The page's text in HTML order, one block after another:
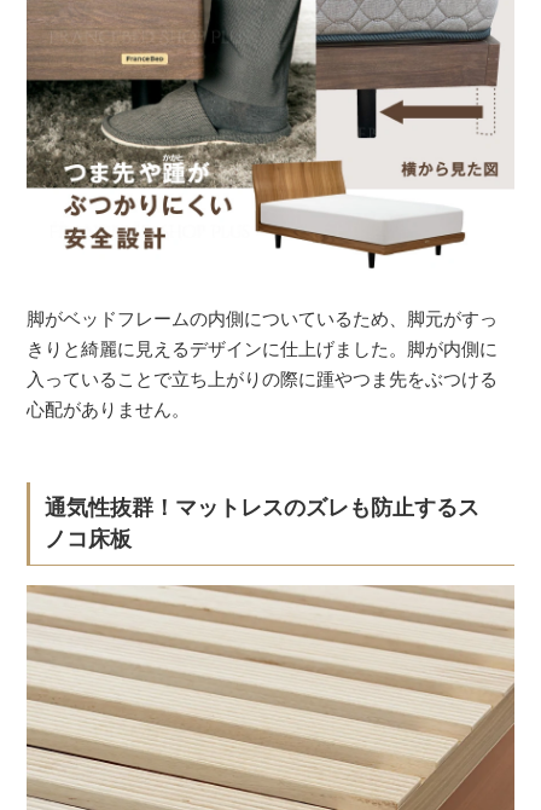
脚がベッドフレームの内側についているため、脚元がすっ
きりと綺麗に見えるデザインに仕上げました。脚が内側に
入っていることで立ち上がりの際に踵やつま先をぶつける
心配がありません。
通気性抜群！マットレスのズレも防止するス
ノコ床板